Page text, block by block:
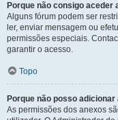
Porque não consigo aceder
Alguns fórum podem ser
ler, enviar mensagem ou
permissões especiais.
garantir o acesso.
Topo
Porque não posso adicionar
As permissões dos anexos